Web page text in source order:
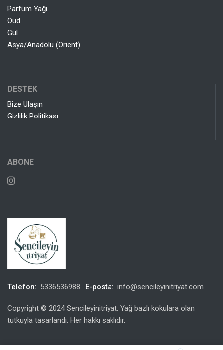
Parfüm Yağı
Oud
Gül
Asya/Anadolu (Orient)
DESTEK
Bize Ulaşın
Gizlilik Politikası
ABONE
Telefon: 5336536988 E-posta: info@sencileyinitriyat.com
Copyright © 2024 Sencileyinitriyat. Yağ bazlı kokulara olan
tutkuyla tasarlandı. Her hakkı saklıdır.